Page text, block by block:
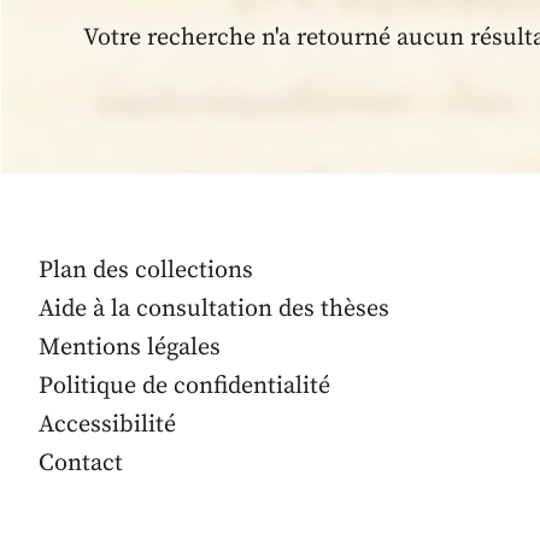
Votre recherche n'a retourné aucun
Plan des collections
Aide à la consultation des thèses
Mentions légales
Politique de confidentialité
Accessibilité
Contact